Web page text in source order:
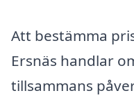
Att bestämma
Ersnäs handlar
tillsammans